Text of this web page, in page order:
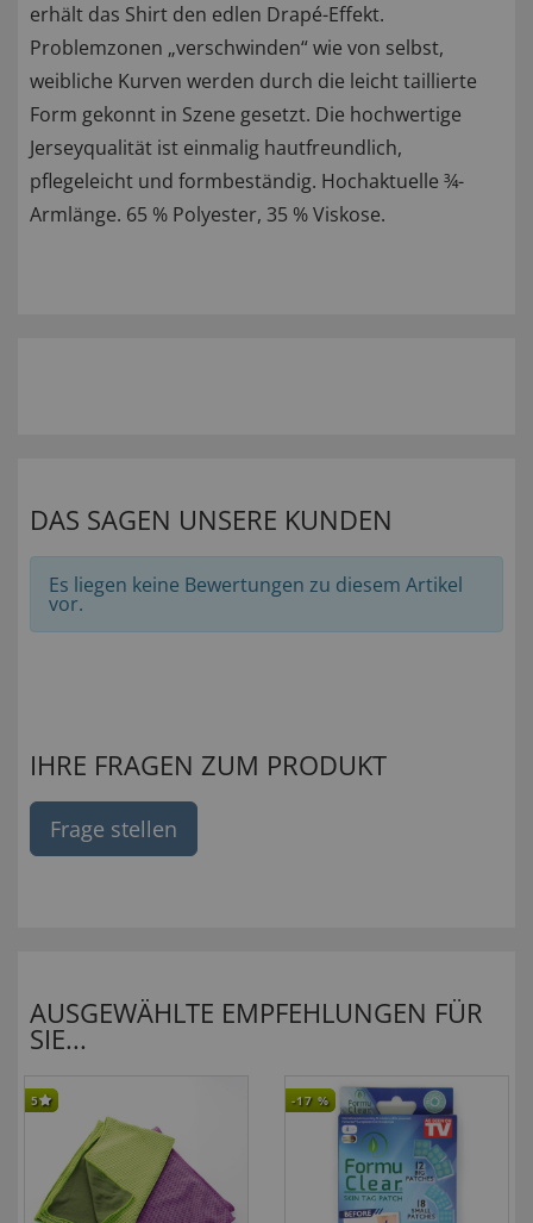
erhält das Shirt den edlen Drapé-Effekt.
Problemzonen „verschwinden“ wie von selbst,
weibliche Kurven werden durch die leicht taillierte
Form gekonnt in Szene gesetzt. Die hochwertige
Jerseyqualität ist einmalig hautfreundlich,
pflegeleicht und formbeständig. Hochaktuelle ¾-
Armlänge. 65 % Polyester, 35 % Viskose.
DAS SAGEN UNSERE KUNDEN
Es liegen keine Bewertungen zu diesem Artikel
vor.
IHRE FRAGEN ZUM PRODUKT
Frage stellen
AUSGEWÄHLTE EMPFEHLUNGEN FÜR
SIE...
5 -17 %